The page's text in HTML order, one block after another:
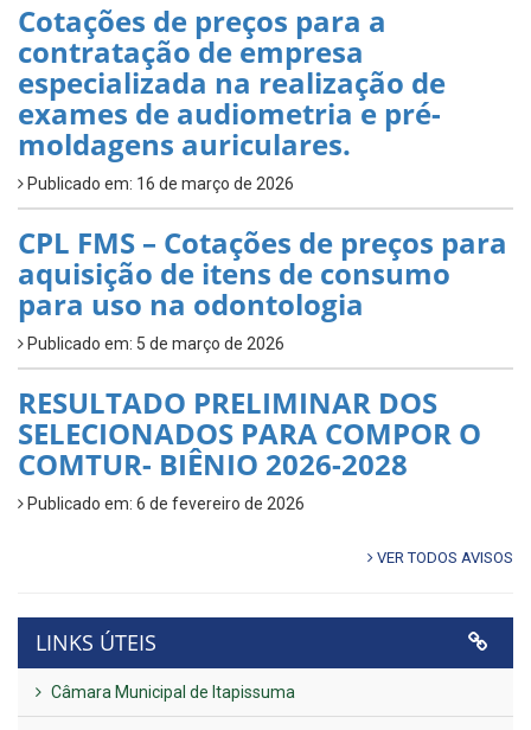
Cotações de preços para a
contratação de empresa
especializada na realização de
exames de audiometria e pré-
moldagens auriculares.
Publicado em: 16 de março de 2026
CPL FMS – Cotações de preços para
aquisição de itens de consumo
para uso na odontologia
Publicado em: 5 de março de 2026
RESULTADO PRELIMINAR DOS
SELECIONADOS PARA COMPOR O
COMTUR- BIÊNIO 2026-2028
Publicado em: 6 de fevereiro de 2026
VER TODOS AVISOS
LINKS ÚTEIS
Câmara Municipal de Itapissuma